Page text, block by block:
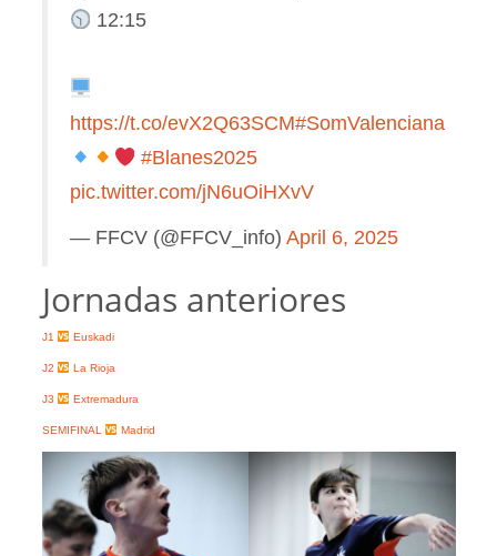
12:15
https://t.co/evX2Q63SCM#SomValenciana
#Blanes2025
pic.twitter.com/jN6uOiHXvV
— FFCV (@FFCV_info) April 6, 2025
Jornadas anteriores
J1 Euskadi
J2 La Rioja
J3 Extremadura
SEMIFINAL Madrid